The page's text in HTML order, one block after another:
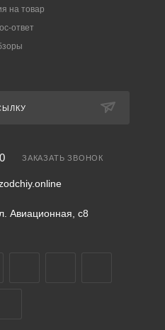
на товар
ответ
ЗАКАЗАТЬ ЗВОНОК
Авиационная, с8